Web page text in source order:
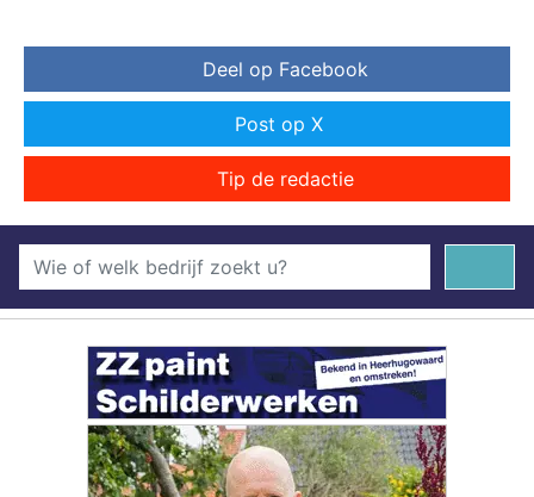
Deel op Facebook
Post op X
Tip de redactie